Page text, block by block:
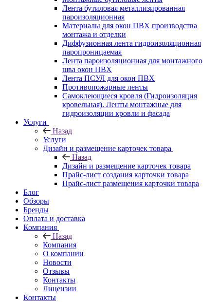
Лента бутиловая металлизированная
пароизоляционная
Материалы для окон ПВХ производства
монтажа и отделки
Диффузионная лента гидроизоляционная
паропроницаемая
Лента пароизоляционная для монтажного
шва окон ПВХ
Лента ПСУЛ для окон ПВХ
Противопожарные ленты
Самоклеющиеся кровля (Гидроизоляция
кровельная). Ленты монтажные для
гидроизоляции кровли и фасада
Услуги
Назад
Услуги
Дизайн и размещение карточек товара
Назад
Дизайн и размещение карточек товара
Прайс-лист создания карточки товара
Прайс-лист размещения карточки товара
Блог
Обзоры
Бренды
Оплата и доставка
Компания
Назад
Компания
О компании
Новости
Отзывы
Контакты
Лицензии
Контакты